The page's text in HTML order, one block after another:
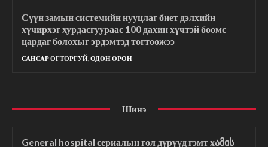
Сүүн замын системийн нууцлаг биет дэлхийн
хүчирхэг хурдасгуураас 100 дахин хүчтэй бөөмс
цардаг болохыг эрдэмтэд тогтоожээ
САНСАР ОГТОРГУЙ, ОДОН ОРОН
Шинэ
General hospital сериалын гол дүрүүд гэмт хამის